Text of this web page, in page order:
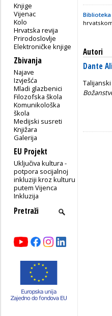
Knjige
Vijenac
Kolo
Hrvatska revija
Prirodoslovlje
Elektroničke knjige
Zbivanja
Najave
Izvješća
Mladi glazbenici
Filozofska škola
Komunikološka
škola
Medijski susreti
Knjižara
Galerija
EU Projekt
Uključiva kultura -
potpora socijalnoj
inkluziji kroz kulturu
putem Vijenca
Inkluzija
Autori
Dante